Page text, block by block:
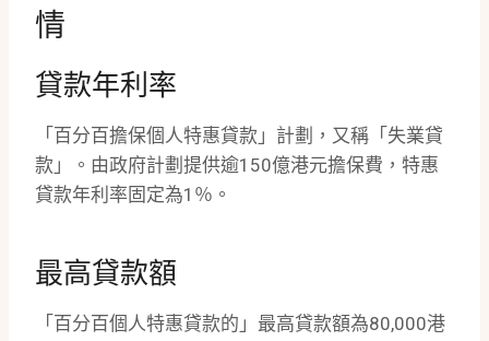
情
貸款年利率
「百分百擔保個人特惠貸款」計劃，又稱「失業貸
款」。由政府計劃提供逾150億港元擔保費，特惠
貸款年利率固定為1％。
最高貸款額
「百分百個人特惠貸款的」最高貸款額為80,000港